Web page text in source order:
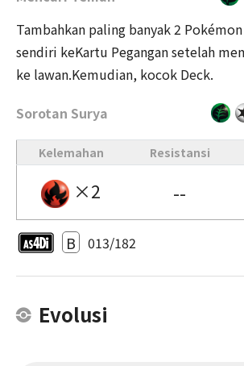
Tambahkan paling banyak 2
sendiri keKartu Pegangan setelah
ke lawan.Kemudian, kocok Deck.
Sorotan Surya
Kelemahan Resistansi
×2 --
B 013/182
Evolusi